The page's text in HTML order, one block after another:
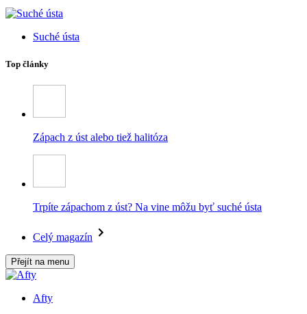
Suché ústa
Top články
Zápach z úst alebo tiež halitóza
Trpíte zápachom z úst? Na vine môžu byť suché ústa
Celý magazín
Přejít na menu
Afty